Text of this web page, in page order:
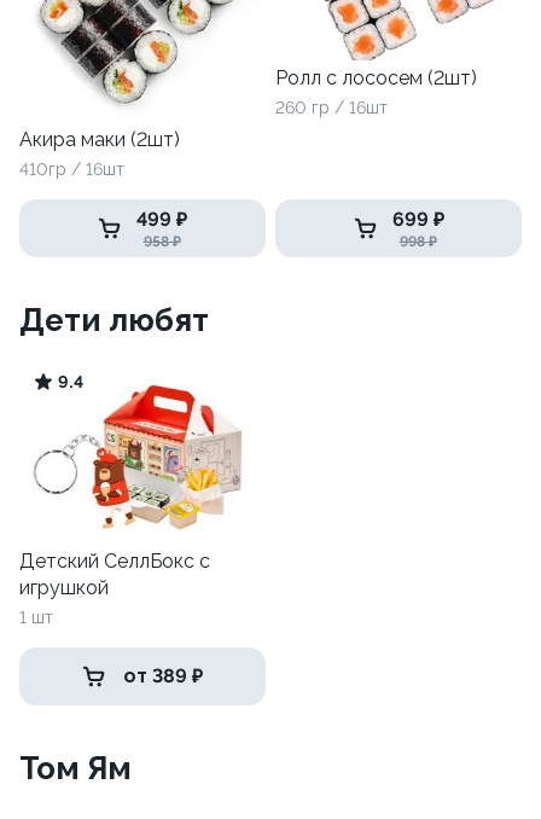
Акира маки (2шт)
410гр / 16шт
499 ₽
958 ₽
Ролл с лососем (2шт)
260 гр / 16шт
699 ₽
998 ₽
Дети любят
9.4
Детский СеллБокс с
игрушкой
1 шт
от 389 ₽
Том Ям